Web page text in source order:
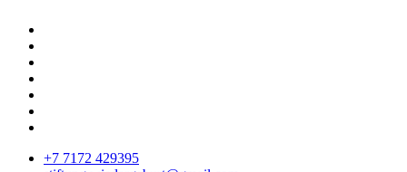
+7 7172 429395